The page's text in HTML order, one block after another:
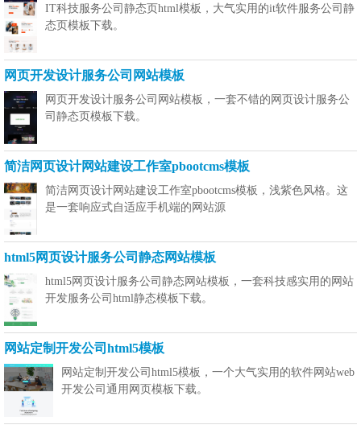
IT科技服务公司静态页html模板，大气实用的it软件服务公司静
态页模板下载。
网页开发设计服务公司网站模板
网页开发设计服务公司网站模板，一套不错的网页设计服务公
司静态页模板下载。
简洁网页设计网站建设工作室pbootcms模板
简洁网页设计网站建设工作室pbootcms模板，浅紫色风格。这
是一套响应式自适应手机端的网站源
html5网页设计服务公司静态网站模板
html5网页设计服务公司静态网站模板，一套科技感实用的网站
开发服务公司html静态模板下载。
网站定制开发公司html5模板
网站定制开发公司html5模板，一个大气实用的软件网站web
开发公司通用网页模板下载。